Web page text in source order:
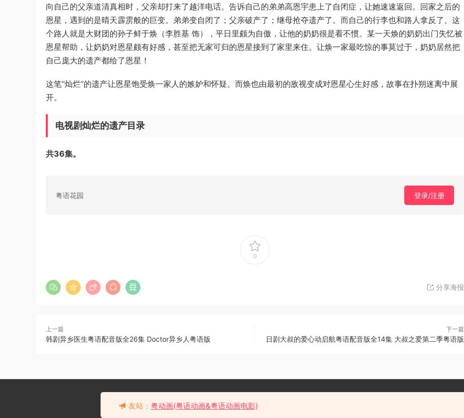
向自己的父亲道清真相时，父亲却打来了越洋电话。告诉自己的弟弟高恩宇患上了自闭症，让她速速返回。回家之后的
恩星，遇到的是晴天霹雳般的巨变。弟弟变自闭了；父亲破产了；继母抢夺遗产了。而自己的行李也和路人拿反了。这
个路人就是大财团的孙子鲜于焕（李胜基 饰），平日里颇为自傲，让他的奶奶很是看不惯。某一天焕的奶奶出门失忆被
恩星帮助，让奶奶对恩星颇有好感，甚至把无家可归的恩星接到了家里来住。让焕一家最吃惊的事莫过于，奶奶居然把
自己庞大的遗产都给了恩星！
这笔“灿烂”的遗产让恩星饱受焕一家人的嫉妒和怀疑。而焕也由最初的敌视变成对恩星心生好感，故事在扑朔迷离中展
开。
电视剧灿烂的遗产目录
共36集。
粤语花园 登录/注册
0
分享海报
上一篇
韩剧异乡医生粤语配音版全26集 Doctor异乡人粤语版
下一篇
日剧大叔的爱心动启航粤语配音版全14集 大叔之爱第二季粤语版
天魔2 星际传奇2 超世纪战警
2 The Chronicles of Riddick
友站： 粤动画(粤语动画&粤语动画电影)